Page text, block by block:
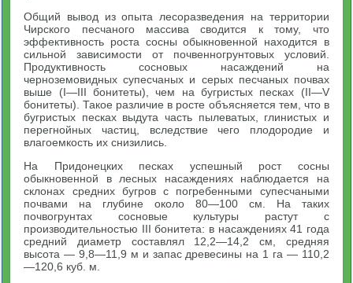
Общий вывод из опыта лесоразведения на территории
Чирского песчаного массива сводится к тому, что
эффективность роста сосны обыкновенной находится в
сильной зависимости от почвенногрунтовых условий.
Продуктивность сосновых насаждений на
черноземовидных супесчаных и серых песчаных почвах
выше (I—III бонитеты), чем на бугристых песках (II—V
бонитеты). Такое различие в росте объясняется тем, что в
бугристых песках выдута часть пылеватых, глинистых и
перегнойных частиц, вследствие чего плодородие и
влагоемкость их снизились.
На Придонецких песках успешный рост сосны
обыкновенной в лесных насаждениях наблюдается на
склонах средних бугров с погребенными супесчаными
почвами на глубине около 80—100 см. На таких
почвогрунтах сосновые культуры растут с
производительностью III бонитета: в насаждениях 41 года
средний диаметр составлял 12,2—14,2 см, средняя
высота — 9,8—11,9 м и запас древесины на 1 га — 110,2
—120,6 куб. м.